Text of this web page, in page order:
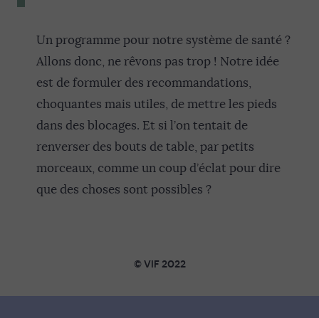
Un programme pour notre système de santé ?
Allons donc, ne rêvons pas trop ! Notre idée
est de formuler des recommandations,
choquantes mais utiles, de mettre les pieds
dans des blocages. Et si l’on tentait de
renverser des bouts de table, par petits
morceaux, comme un coup d’éclat pour dire
que des choses sont possibles ?
© VIF 2022
SOUTENIR VIF